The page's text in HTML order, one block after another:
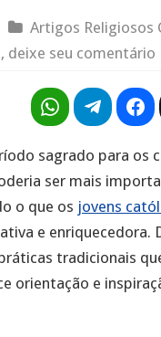
Artigos Religiosos
deixe seu comentário
sagrado para os
ser mais
o que os jovens
e enriquecedora.
tradicionais
orientação e